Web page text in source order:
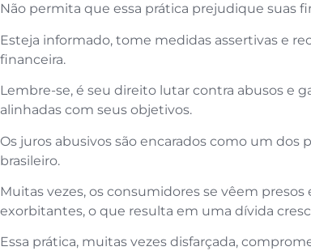
Não permita que essa prática prejudique suas
Esteja informado, tome medidas assertivas e
financeira.
Lembre-se, é seu direito lutar contra abusos e
alinhadas com seus objetivos.
Os juros abusivos são encarados como um dos
brasileiro.
Muitas vezes, os consumidores se vêem
exorbitantes, o que resulta em uma dívida
Essa prática, muitas vezes disfarçada,